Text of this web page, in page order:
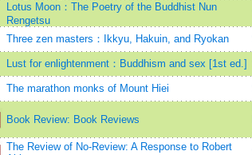
Lotus Moon：The Poetry of the Buddhist Nun
Rengetsu
Three zen masters：Ikkyu, Hakuin, and Ryokan
Lust for enlightenment：Buddhism and sex [1st ed.]
The marathon monks of Mount Hiei
Book Review: Book Reviews
The Review of No-Review: A Response to Robert